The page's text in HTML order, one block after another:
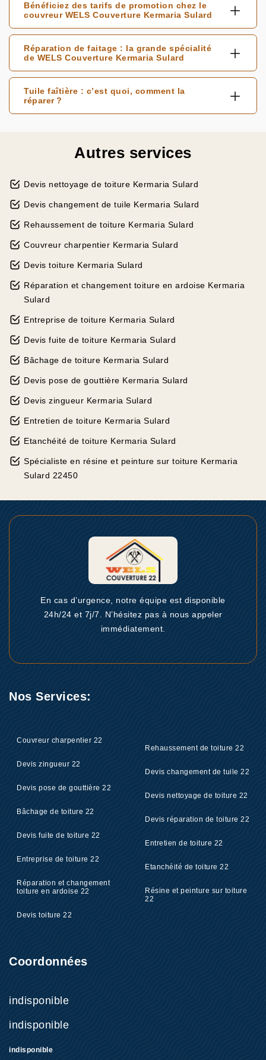
Bénéficiez des tarifs de promotion chez le
couvreur WELS Couverture Kermaria Sulard
Réparation de faitage : la grande spécialité
de WELS Couverture Kermaria Sulard
Tuile faîtière : c’est quoi, comment la
réparer ?
Autres services
Devis nettoyage de toiture Kermaria Sulard
Devis changement de tuile Kermaria Sulard
Rehaussement de toiture Kermaria Sulard
Couvreur charpentier Kermaria Sulard
Devis toiture Kermaria Sulard
Réparation et changement toiture en ardoise Kermaria
Sulard
Entreprise de toiture Kermaria Sulard
Devis fuite de toiture Kermaria Sulard
Bâchage de toiture Kermaria Sulard
Devis pose de gouttière Kermaria Sulard
Devis zingueur Kermaria Sulard
Entretien de toiture Kermaria Sulard
Etanchéité de toiture Kermaria Sulard
Spécialiste en résine et peinture sur toiture Kermaria
Sulard 22450
En cas d’urgence, notre équipe est disponible
24h/24 et 7j/7. N’hésitez pas à nous appeler
immédiatement.
Nos Services:
Couvreur charpentier 22
Devis zingueur 22
Devis pose de gouttière 22
Bâchage de toiture 22
Devis fuite de toiture 22
Entreprise de toiture 22
Réparation et changement
toiture en ardoise 22
Devis toiture 22
Rehaussement de toiture 22
Devis changement de tuile 22
Devis nettoyage de toiture 22
Devis réparation de toiture 22
Entretien de toiture 22
Etanchéité de toiture 22
Résine et peinture sur toiture
22
Coordonnées
indisponible
indisponible
indisponible